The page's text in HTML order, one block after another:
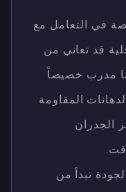
في التعامل مع
قد تعاني من
مدرب خصيصاً
المقاومة
الجدران
تبدأ من